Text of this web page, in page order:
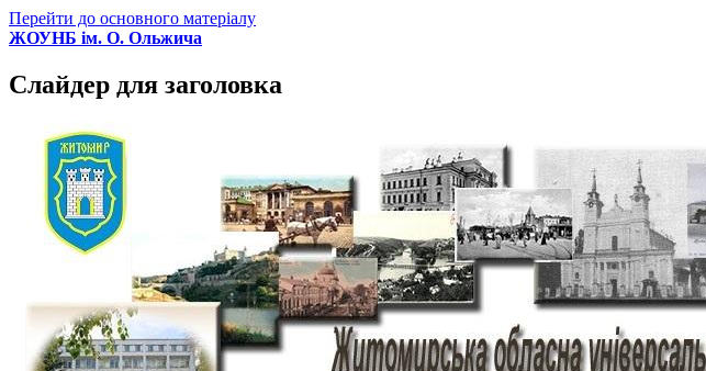
Перейти до основного матеріалу
ЖОУНБ ім. О. Ольжича
Слайдер для заголовка